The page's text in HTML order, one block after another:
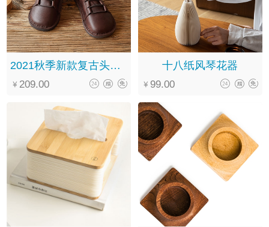
2021秋季新款复古头层牛皮软底系带圆头休闲文艺马丁靴女
209.00
十八纸风琴花器
99.00